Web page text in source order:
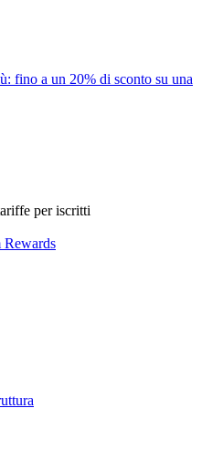
fino a un 20% di sconto su una
per iscritti
Rewards